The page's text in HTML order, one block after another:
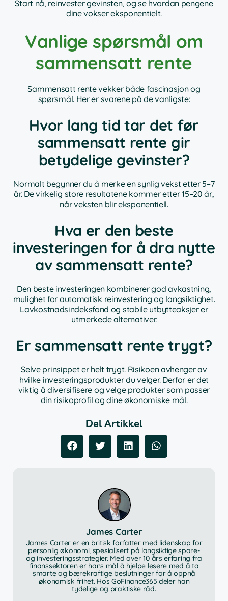
Start nå, reinvester gevinsten, og se hvordan pengene
dine vokser eksponentielt.
Vanlige spørsmål om
sammensatt rente
Sammensatt rente vekker både fascinasjon og
spørsmål. Her er svarene på de vanligste:
Hvor lang tid tar det før
sammensatt rente gir
betydelige gevinster?
Normalt begynner du å merke en synlig vekst etter 5–7
år. De virkelig store resultatene kommer etter 15–20 år,
når veksten blir eksponentiell.
Hva er den beste
investeringen for å dra nytte
av sammensatt rente?
Den beste investeringen kombinerer god avkastning,
mulighet for automatisk reinvestering og langsiktighet.
Lavkostnadsindeksfond og stabile utbytteaksjer er
utmerkede alternativer.
Er sammensatt rente trygt?
Selve prinsippet er helt trygt. Risikoen avhenger av
hvilke investeringsprodukter du velger. Derfor er det
viktig å diversifisere og velge produkter som passer
din risikoprofil og dine økonomiske mål.
Del Artikkel
James Carter
James Carter er en britisk forfatter med lidenskap for
personlig økonomi, spesialisert på langsiktige spare-
og investeringsstrategier. Med over 10 års erfaring fra
finanssektoren er hans mål å hjelpe lesere med å ta
smarte og bærekraftige beslutninger for å oppnå
økonomisk frihet. Hos GoFinance365 deler han
tydelige og praktiske råd.